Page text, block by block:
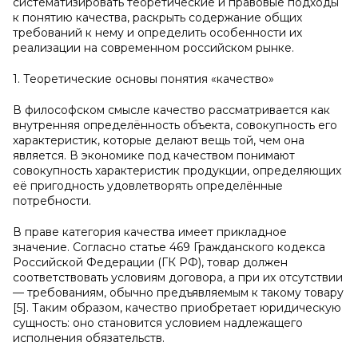
к понятию качества, раскрыть содержание общих
требований к нему и определить особенности их
реализации на современном российском рынке.
1. Теоретические основы понятия «качество»
В философском смысле качество рассматривается как
внутренняя определённость объекта, совокупность его
характеристик, которые делают вещь той, чем она
является. В экономике под качеством понимают
совокупность характеристик продукции, определяющих
её пригодность удовлетворять определённые
потребности.
В праве категория качества имеет прикладное
значение. Согласно статье 469 Гражданского кодекса
Российской Федерации (ГК РФ), товар должен
соответствовать условиям договора, а при их отсутствии
— требованиям, обычно предъявляемым к такому товару
[5]. Таким образом, качество приобретает юридическую
сущность: оно становится условием надлежащего
исполнения обязательств.